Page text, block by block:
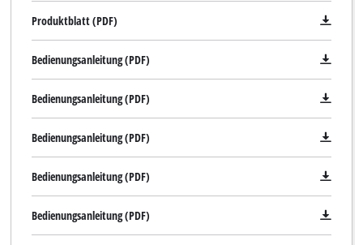
Produktblatt (PDF)
Bedienungsanleitung (PDF)
Bedienungsanleitung (PDF)
Bedienungsanleitung (PDF)
Bedienungsanleitung (PDF)
Bedienungsanleitung (PDF)